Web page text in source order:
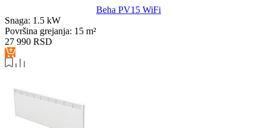
Beha PV15 WiFi
Snaga: 1.5 kW
Površina grejanja: 15 m²
27 990 RSD